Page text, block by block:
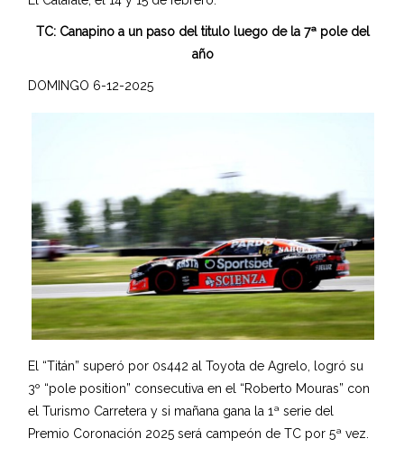
TC: Canapino a un paso del titulo luego de la 7ª pole del
año
DOMINGO 6-12-2025
El “Titán” superó por 0s442 al Toyota de Agrelo, logró su
3º “pole position” consecutiva en el “Roberto Mouras” con
el Turismo Carretera y si mañana gana la 1ª serie del
Premio Coronación 2025 será campeón de TC por 5ª vez.